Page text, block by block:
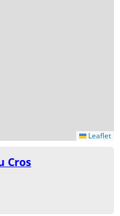
Leaflet
Cros